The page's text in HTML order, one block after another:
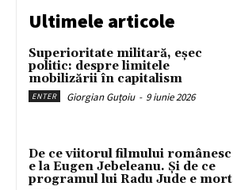
Ultimele articole
Superioritate militară, eșec
politic: despre limitele
mobilizării în capitalism
ENTER Giorgian Guțoiu - 9 iunie 2026
De ce viitorul filmului românesc
e la Eugen Jebeleanu. Și de ce
programul lui Radu Jude e mort